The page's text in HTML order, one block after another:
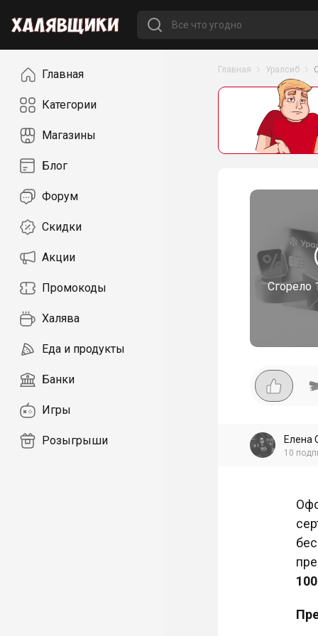
НавигацияГлавная
Категории
Магазины
Блог
Форум
Скидки
Акции
Промокоды
Халява
Еда и продукты
Банки
Игры
Розыгрыши
Главная Уралсиб
Сгорело
Елена
10